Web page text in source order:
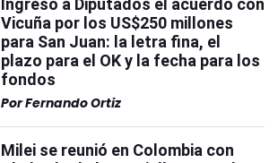
Ingresó a Diputados el acuerdo con
Vicuña por los US$250 millones
para San Juan: la letra fina, el
plazo para el OK y la fecha para los
fondos
PorFernando Ortiz
Milei se reunió en Colombia con